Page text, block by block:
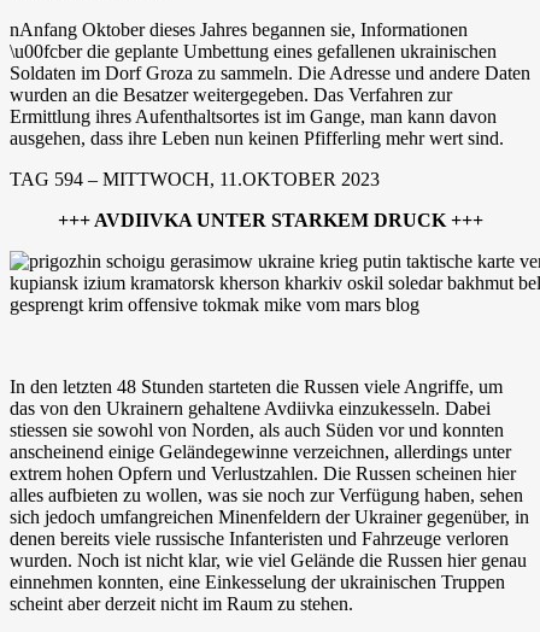
nAnfang Oktober dieses Jahres begannen sie, Informationen
\u00fcber die geplante Umbettung eines gefallenen ukrainischen
Soldaten im Dorf Groza zu sammeln. Die Adresse und andere Daten
wurden an die Besatzer weitergegeben. Das Verfahren zur
Ermittlung ihres Aufenthaltsortes ist im Gange, man kann davon
ausgehen, dass ihre Leben nun keinen Pfifferling mehr wert sind.
TAG 594 – MITTWOCH, 11.OKTOBER 2023
+++ AVDIIVKA UNTER STARKEM DRUCK +++
In den letzten 48 Stunden starteten die Russen viele Angriffe, um
das von den Ukrainern gehaltene Avdiivka einzukesseln. Dabei
stiessen sie sowohl von Norden, als auch Süden vor und konnten
anscheinend einige Geländegewinne verzeichnen, allerdings unter
extrem hohen Opfern und Verlustzahlen. Die Russen scheinen hier
alles aufbieten zu wollen, was sie noch zur Verfügung haben, sehen
sich jedoch umfangreichen Minenfeldern der Ukrainer gegenüber, in
denen bereits viele russische Infanteristen und Fahrzeuge verloren
wurden. Noch ist nicht klar, wie viel Gelände die Russen hier genau
einnehmen konnten, eine Einkesselung der ukrainischen Truppen
scheint aber derzeit nicht im Raum zu stehen.